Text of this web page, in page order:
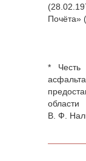
Почёта»
* Честь
области
В. Ф.